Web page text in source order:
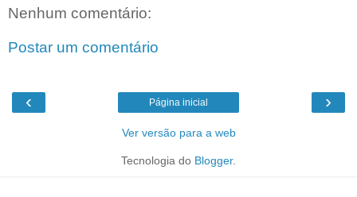
Nenhum comentário:
Postar um comentário
‹ ›
Página inicial
Ver versão para a web
Tecnologia do Blogger.